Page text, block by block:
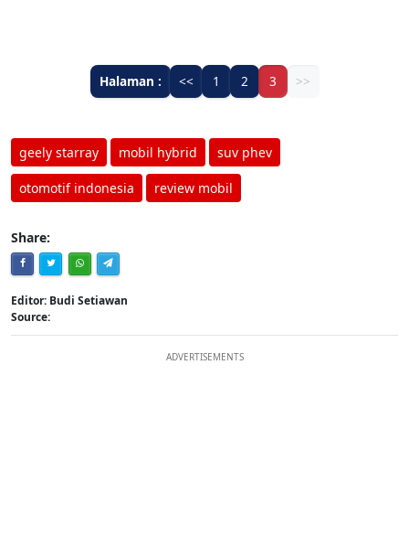
Halaman : << 1 2 3 >>
geely starray mobil hybrid suv phev
otomotif indonesia review mobil
Share:
Editor: Budi Setiawan
Source:
ADVERTISEMENTS